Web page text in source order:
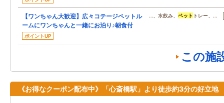
【ワンちゃん大歓迎】広々コテージペットル
ームにワンちゃんと一緒にお泊り♪朝食付
ポイントUP
…、水飲み、 ペット トレー、…
この施
《お得なクーポン配布中》「心斎橋駅」より徒歩約3分の好立地